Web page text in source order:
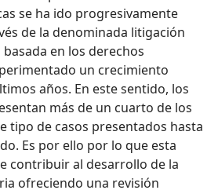
se ha ido progresivamente
de la denominada litigación
en los derechos
un crecimiento
años. En este sentido, los
más de un cuarto de los
tipo de casos presentados hasta
Es por ello por lo que esta
contribuir al desarrollo de la
ofreciendo una revisión